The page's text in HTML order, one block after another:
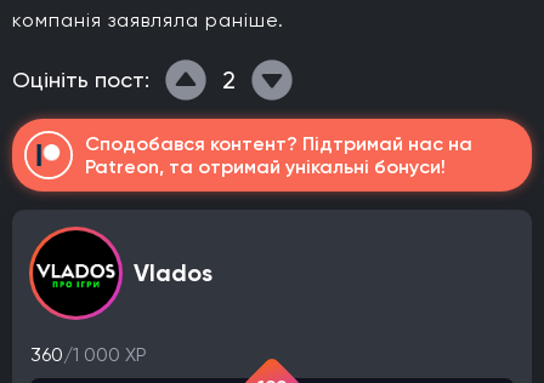
компанія заявляла раніше.
Оцініть пост: 2
Сподобався контент? Підтримай нас на
Patreon, та отримай унікальні бонуси!
Vlados
360/1 000 XP